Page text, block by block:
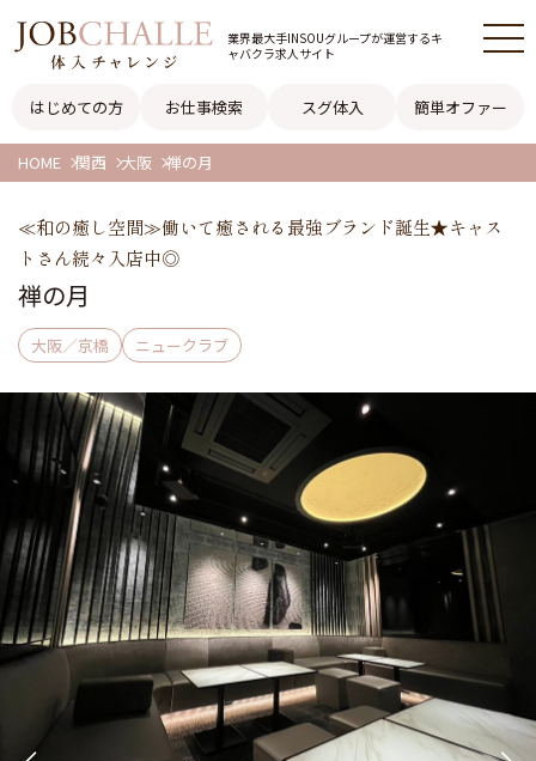
業界最大手INSOUグループが運営するキ
ャバクラ求人サイト
はじめての方 お仕事検索 スグ体入 簡単オファー
HOME 関西 大阪 禅の月
≪和の癒し空間≫働いて癒される最強ブランド誕生★キャス
トさん続々入店中◎
禅の月
大阪／京橋 ニュークラブ